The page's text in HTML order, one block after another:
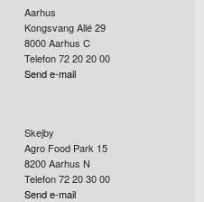
Aarhus
Kongsvang Allé 29
8000Aarhus C
Telefon 72 20 20 00
Send e-mail
Skejby
Agro Food Park 15
8200Aarhus N
Telefon 72 20 30 00
Send e-mail